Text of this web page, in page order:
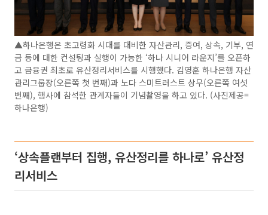
▲하나은행은 초고령화 시대를 대비한 자산관리, 증여, 상속, 기부, 연
금 등에 대한 컨설팅과 실행이 가능한 ‘하나 시니어 라운지’를 오픈하
고 금융권 최초로 유산정리서비스를 시행했다. 김영훈 하나은행 자산
관리그룹장(오른쪽 첫 번째)과 노다 스미트러스트 상무(오른쪽 여섯
번째), 행사에 참석한 관계자들이 기념촬영을 하고 있다. (사진제공=
하나은행)
‘상속플랜부터 집행, 유산정리를 하나로’ 유산정
리서비스